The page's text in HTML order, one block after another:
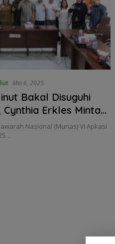
Mei 6, 2025
Bakal Disuguhi
Cynthia Erkles Minta
PUPR Sulut
Nasional (Munas) VI Apkasi